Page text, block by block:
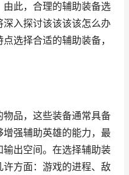
此，合理的辅助装备选
入探讨该该该该怎么办
选择合适的辅助装备，
品，这些装备通常具备
强辅助英雄的能力，最
出空间。在选择辅助装
方面：游戏的进程、敌